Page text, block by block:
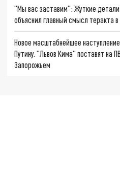
"Мы вас заставим": Жуткие детали
объяснил главный смысл теракта
Новое масштабнейшее
Путину. "Львов Кима" поставят на
Запорожьем